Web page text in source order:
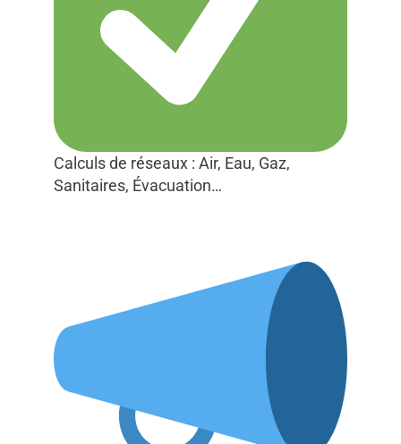
Calculs de réseaux : Air, Eau, Gaz,
Sanitaires, Évacuation…